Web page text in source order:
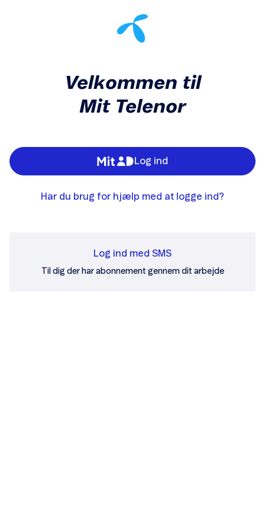
Velkommen til
Mit Telenor
Log ind
Har du brug for hjælp med at logge ind?
Log ind med SMS
Til dig der har abonnement gennem dit arbejde